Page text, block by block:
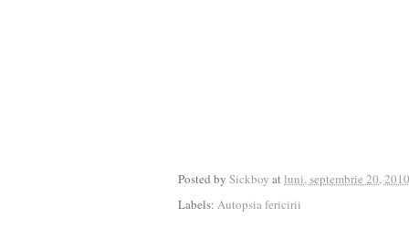
Posted by Sickboy atluni, septembrie 20, 2010
Labels: Autopsia fericirii